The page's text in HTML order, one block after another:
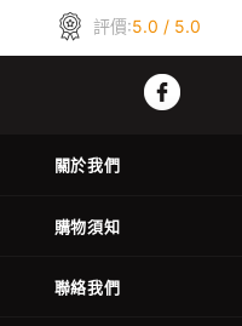
評價:5.0 / 5.0
關於我們
購物須知
聯絡我們